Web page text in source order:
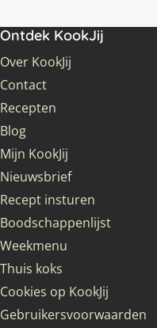
Ontdek KookJij
Over KookJij
Contact
Recepten
Blog
Mijn KookJij
Nieuwsbrief
Recept insturen
Boodschappenlijst
Weekmenu
Thuis koks
Cookies op KookJij
Gebruikersvoorwaarden